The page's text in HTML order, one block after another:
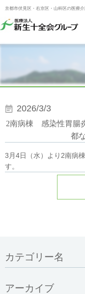
京都市伏見区・右京区・山科区の医療
2026/3/3
2南病棟 感染性胃腸
都
3月4日（水）より2南病
す。
カテゴリー名
アーカイブ